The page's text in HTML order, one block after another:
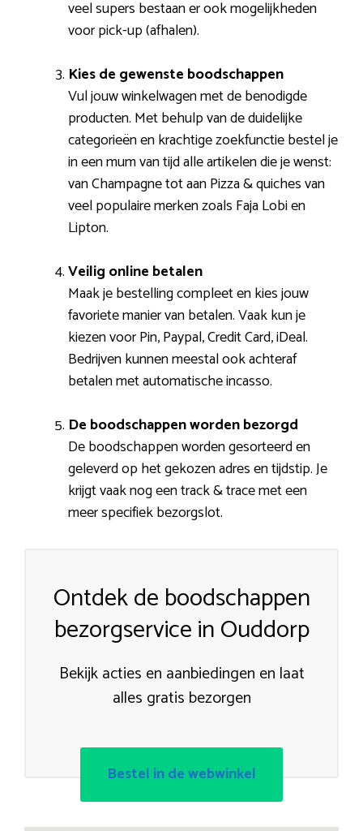
veel supers bestaan er ook mogelijkheden
voor pick-up (afhalen).
Kies de gewenste boodschappen
Vul jouw winkelwagen met de benodigde
producten. Met behulp van de duidelijke
categorieën en krachtige zoekfunctie bestel je
in een mum van tijd alle artikelen die je wenst:
van Champagne tot aan Pizza & quiches van
veel populaire merken zoals Faja Lobi en
Lipton.
Veilig online betalen
Maak je bestelling compleet en kies jouw
favoriete manier van betalen. Vaak kun je
kiezen voor Pin, Paypal, Credit Card, iDeal.
Bedrijven kunnen meestal ook achteraf
betalen met automatische incasso.
De boodschappen worden bezorgd
De boodschappen worden gesorteerd en
geleverd op het gekozen adres en tijdstip. Je
krijgt vaak nog een track & trace met een
meer specifiek bezorgslot.
Ontdek de boodschappen
bezorgservice in Ouddorp
Bekijk acties en aanbiedingen en laat
alles gratis bezorgen
Bestel in de webwinkel